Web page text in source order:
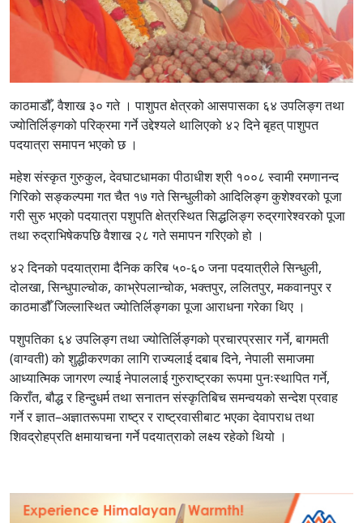
काठमाडौँ, वैशाख ३० गते । पाशुपत क्षेत्रको आसपासका ६४ उपलिङ्ग तथा
ज्योतिर्लिङ्गको परिक्रमा गर्ने उद्देश्यले थालिएको ४२ दिने बृहत् पाशुपत
पदयात्रा समापन भएको छ ।
महेश संस्कृत गुरुकुल, देवघाटधामका पीठाधीश श्री १००८ स्वामी रमणानन्द
गिरिको सङ्कल्पमा गत चैत १७ गते सिन्धुलीको आदिलिङ्ग कुशेश्वरको पूजा
गरी सुरु भएको पदयात्रा पशुपति क्षेत्रस्थित सिद्धलिङ्ग रुद्रगारेश्वरको पूजा
तथा रुद्राभिषेकपछि वैशाख २८ गते समापन गरिएको हो ।
४२ दिनको पदयात्रामा दैनिक करिब ५०-६० जना पदयात्रीले सिन्धुली,
दोलखा, सिन्धुपाल्चोक, काभ्रेपलान्चोक, भक्तपुर, ललितपुर, मकवानपुर र
काठमाडौँ जिल्लास्थित ज्योतिर्लिङ्गका पूजा आराधना गरेका थिए ।
पशुपतिका ६४ उपलिङ्ग तथा ज्योतिर्लिङ्गको प्रचारप्रसार गर्ने, बागमती
(वाग्वती) को शुद्धीकरणका लागि राज्यलाई दबाब दिने, नेपाली समाजमा
आध्यात्मिक जागरण ल्याई नेपाललाई गुरुराष्ट्रका रूपमा पुनःस्थापित गर्ने,
किराँत, बौद्ध र हिन्दुधर्म तथा सनातन संस्कृतिबिच समन्वयको सन्देश प्रवाह
गर्ने र ज्ञात–अज्ञातरूपमा राष्ट्र र राष्ट्रवासीबाट भएका देवापराध तथा
शिवद्रोहप्रति क्षमायाचना गर्ने पदयात्राको लक्ष्य रहेको थियो ।